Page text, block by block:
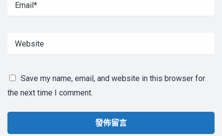
Save my name, email, and website in this browser for
the next time I comment.